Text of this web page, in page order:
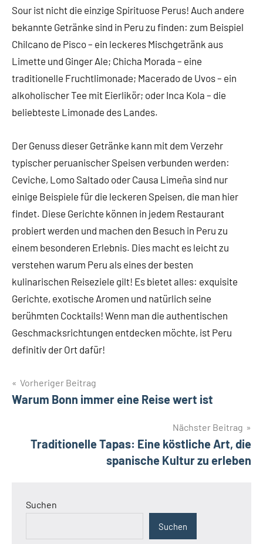
Sour ist nicht die einzige Spirituose Perus! Auch andere
bekannte Getränke sind in Peru zu finden: zum Beispiel
Chilcano de Pisco – ein leckeres Mischgetränk aus
Limette und Ginger Ale; Chicha Morada – eine
traditionelle Fruchtlimonade; Macerado de Uvos – ein
alkoholischer Tee mit Eierlikör; oder Inca Kola – die
beliebteste Limonade des Landes.
Der Genuss dieser Getränke kann mit dem Verzehr
typischer peruanischer Speisen verbunden werden:
Ceviche, Lomo Saltado oder Causa Limeña sind nur
einige Beispiele für die leckeren Speisen, die man hier
findet. Diese Gerichte können in jedem Restaurant
probiert werden und machen den Besuch in Peru zu
einem besonderen Erlebnis. Dies macht es leicht zu
verstehen warum Peru als eines der besten
kulinarischen Reiseziele gilt! Es bietet alles: exquisite
Gerichte, exotische Aromen und natürlich seine
berühmten Cocktails! Wenn man die authentischen
Geschmacksrichtungen entdecken möchte, ist Peru
definitiv der Ort dafür!
Beitragsnavigation
Vorheriger Beitrag
Warum Bonn immer eine Reise wert ist
Nächster Beitrag
Traditionelle Tapas: Eine köstliche Art, die
spanische Kultur zu erleben
Suchen
Suchen